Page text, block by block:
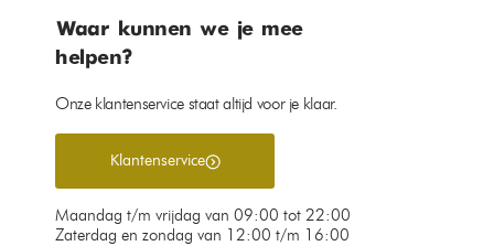
Waar kunnen we je mee
helpen?
Onze klantenservice staat altijd voor je klaar.
Klantenservice
Maandag t/m vrijdag van 09:00 tot 22:00
Zaterdag en zondag van 12:00 t/m 16:00